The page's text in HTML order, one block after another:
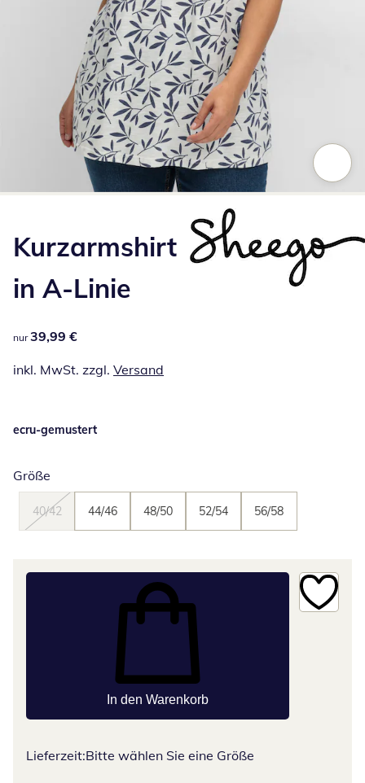
Kurzarmshirt
in A-Linie
39,99 €
nur 39,99 €
inkl. MwSt. zzgl. Versand
ecru-gemustert
Größe
40/42 44/46 48/50 52/54 56/58
In den Warenkorb
Lieferzeit:Bitte wählen Sie eine Größe